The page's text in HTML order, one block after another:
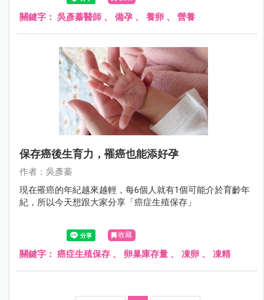
關鍵字： 吳彥蓁醫師 、 備孕 、 養卵 、 營養
保存癌後生育力，罹癌也能添好孕
作者：吳彥蓁
現在罹癌的年紀越來越輕，每6個人就有1個可能介於育齡年
紀，所以今天想跟大家分享「癌症生殖保存」
收藏
關鍵字： 癌症生殖保存 、 卵巢庫存量 、 凍卵 、 凍精